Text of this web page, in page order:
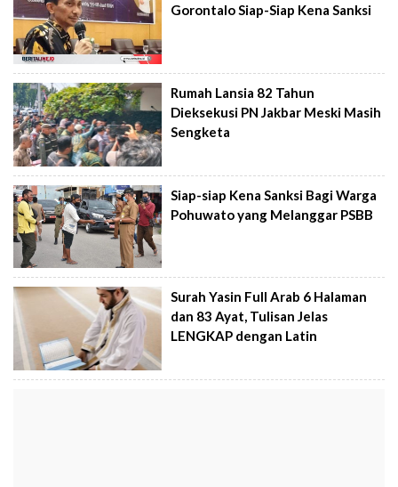
Gorontalo Siap-Siap Kena Sanksi
Rumah Lansia 82 Tahun
Dieksekusi PN Jakbar Meski Masih
Sengketa
Siap-siap Kena Sanksi Bagi Warga
Pohuwato yang Melanggar PSBB
Surah Yasin Full Arab 6 Halaman
dan 83 Ayat, Tulisan Jelas
LENGKAP dengan Latin